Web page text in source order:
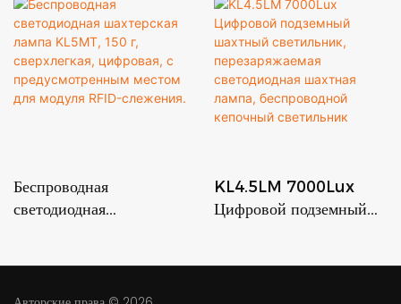
Беспроводная
светодиодная
предусмотренным
KL4.5LM 7000Lux
Цифровой подземный